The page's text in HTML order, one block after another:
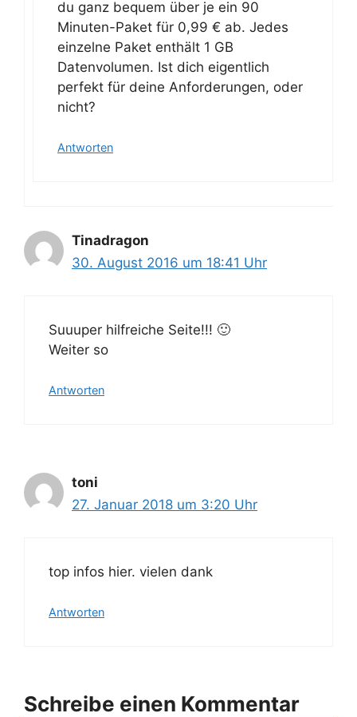
du ganz bequem über je ein 90
Minuten-Paket für 0,99 € ab. Jedes
einzelne Paket enthält 1 GB
Datenvolumen. Ist dich eigentlich
perfekt für deine Anforderungen, oder
nicht?
Antworten
Tinadragon
30. August 2016 um 18:41 Uhr
Suuuper hilfreiche Seite!!! 🙂
Weiter so
Antworten
toni
27. Januar 2018 um 3:20 Uhr
top infos hier. vielen dank
Antworten
Schreibe einen Kommentar